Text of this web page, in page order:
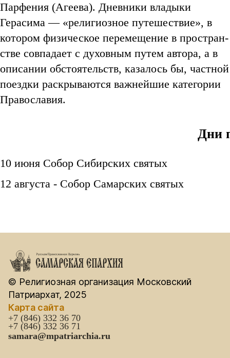
Парфения (Агеева). Дневники владыки
Герасима — «религиозное путешест­вие», в
котором физическое перемещение в простран­
стве совпадает с духовным путем автора, а в
описании обстоятельств, казалось бы, частной
поездки раскры­ваются важнейшие категории
Православия.
Дни
10 июня Собор Сибирских святых
12 августа - Собор Самарских святых
© Религиозная организация Московский
Патриархат, 2025
Карта сайта
+7 (846) 332 36 70
+7 (846) 332 36 71
samara@mpatriarchia.ru